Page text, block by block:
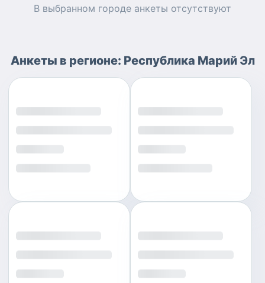
В выбранном городе анкеты отсутствуют
Анкеты в регионе: Республика Марий Эл